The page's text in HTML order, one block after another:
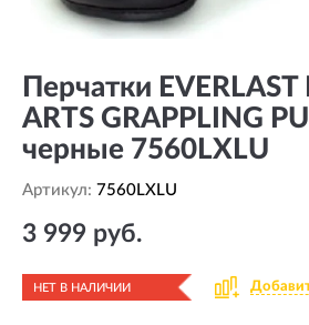
Перчатки
ARTS GRAPPLING
черные 7560LXLU
Артикул: 7560LXLU
3 999 руб.
НЕТ В НАЛИЧИИ